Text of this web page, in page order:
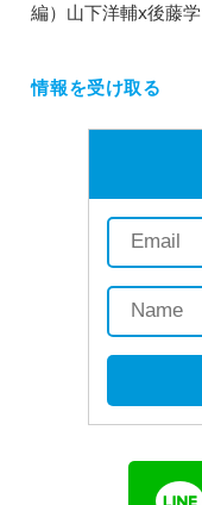
編）山下洋輔x後藤学
情報を受け取る